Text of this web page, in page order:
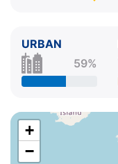
URBAN
59%
+
−